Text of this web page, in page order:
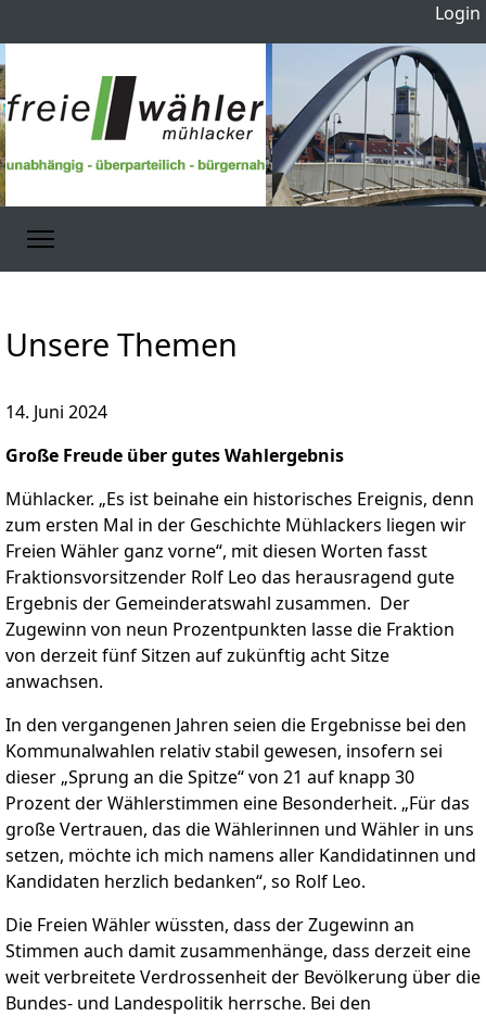
Login
Unsere Themen
14. Juni 2024
Große Freude über gutes Wahlergebnis
Mühlacker. „Es ist beinahe ein historisches Ereignis, denn
zum ersten Mal in der Geschichte Mühlackers liegen wir
Freien Wähler ganz vorne“, mit diesen Worten fasst
Fraktionsvorsitzender Rolf Leo das herausragend gute
Ergebnis der Gemeinderatswahl zusammen. Der
Zugewinn von neun Prozentpunkten lasse die Fraktion
von derzeit fünf Sitzen auf zukünftig acht Sitze
anwachsen.
In den vergangenen Jahren seien die Ergebnisse bei den
Kommunalwahlen relativ stabil gewesen, insofern sei
dieser „Sprung an die Spitze“ von 21 auf knapp 30
Prozent der Wählerstimmen eine Besonderheit. „Für das
große Vertrauen, das die Wählerinnen und Wähler in uns
setzen, möchte ich mich namens aller Kandidatinnen und
Kandidaten herzlich bedanken“, so Rolf Leo.
Die Freien Wähler wüssten, dass der Zugewinn an
Stimmen auch damit zusammenhänge, dass derzeit eine
weit verbreitete Verdrossenheit der Bevölkerung über die
Bundes- und Landespolitik herrsche. Bei den